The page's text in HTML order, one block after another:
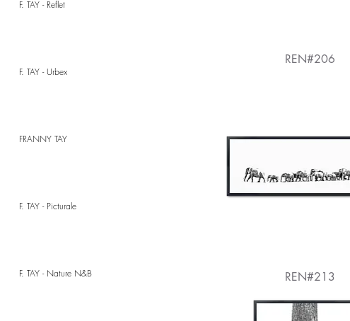
F. TAY - Reflet
F. TAY - Urbex
FRANNY TAY
F. TAY - Picturale
F. TAY - Nature N&B
REN#206
REN#213